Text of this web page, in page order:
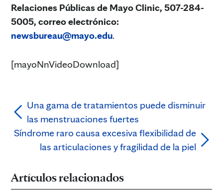
Relaciones Públicas de Mayo Clinic, 507-284-
5005, correo electrónico:
newsbureau@mayo.edu.
[mayoNnVideoDownload]
Una gama de tratamientos puede disminuir
las menstruaciones fuertes
Síndrome raro causa excesiva flexibilidad de
las articulaciones y fragilidad de la piel
Artículos relacionados